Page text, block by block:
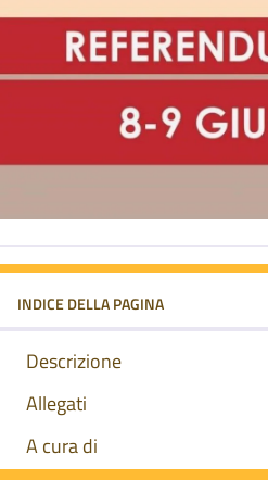
INDICE DELLA PAGINA
Descrizione
Allegati
A cura di